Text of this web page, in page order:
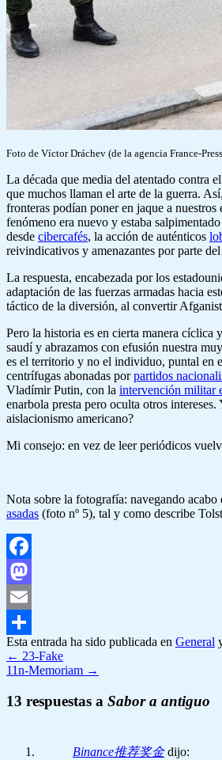
Foto de Víctor Dráchev (de la agencia France-
La década que media del atentado contra
que muchos llaman el arte de la guerra.
fronteras podían poner en jaque a
fenómeno era nuevo y estaba
desde cibercafés, la acción de auténticos
reivindicativos y amenazantes por parte
La respuesta, encabezada por los
adaptación de las fuerzas armadas hacia
táctico de la diversión, al convertir
Pero la historia es en cierta manera cíclica
saudí y abrazamos con efusión nuestra
es el territorio y no el individuo, puntal en
centrífugas abonadas porpartidos
Vladímir Putin, con la intervención militar
enarbola presta pero oculta otros
aislacionismo americano?
Mi consejo: en vez de leer periódicos
Nota sobre la fotografía: navegando
asadas (foto nº 5), tal y como describe
Facebook
Mastodon
Email
Compartir
Esta entrada ha sido publicada en General
← 23-Fake
11n-Memoriam →
13 respuestas a Sabor a antiguo
Binance推荐奖金 dijo: